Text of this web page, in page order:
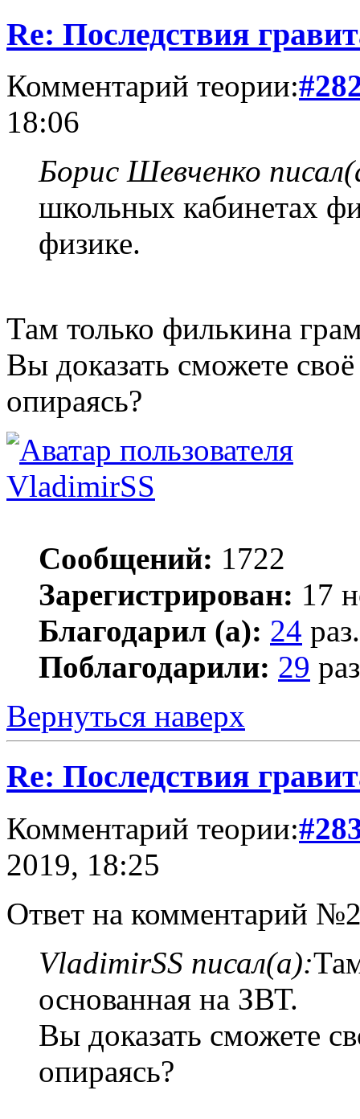
Re: Последствия
Комментарий теории:
18:06
Борис Шевченко
школьных кабинетах
физике.
Там только филькина
Вы доказать сможете
опираясь?
VladimirSS
Сообщений: 1722
Зарегистрирован: 17
Благодарил (а): 24 раз.
Поблагодарили: 29
Вернуться наверх
Re: Последствия
Комментарий теории:
2019, 18:25
Ответ на комментарий
VladimirSS писал(а):
основанная на ЗВТ.
Вы доказать сможете
опираясь?